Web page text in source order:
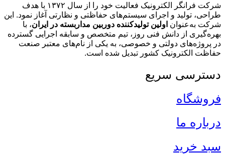
شرکت فرانگر الکترونیک فعالیت خود را از سال ۱۳۷۲ با هدف
طراحی، تولید و اجرای سیستم‌های حفاظتی و نظارتی آغاز نمود. این
شرکت به‌عنوان اولین تولیدکننده دوربین مداربسته در ایران، با
بهره‌گیری از دانش فنی روز، تیم متخصص و سابقه اجرایی گسترده
در پروژه‌های دولتی و خصوصی، به یکی از نام‌های معتبر صنعت
حفاظت الکترونیک کشور تبدیل شده است.
دسترسی سریع
فروشگاه
درباره ما
سبد خرید